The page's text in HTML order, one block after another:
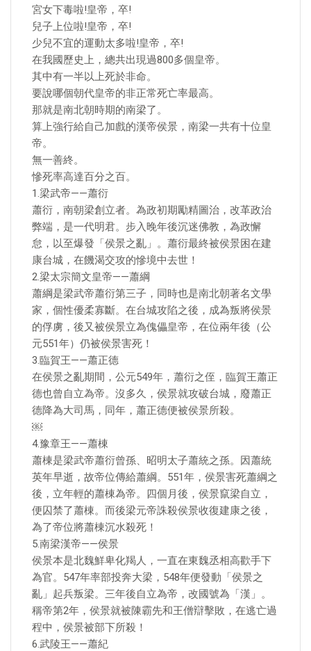
宮女下毒啦!皇帝，卒!
兒子上位啦!皇帝，卒!
少兒不宜的運動太多啦!皇帝，卒!
在我國歷史上，總共出現過800多個皇帝。
其中有一半以上死於非命。
要說哪個朝代皇帝的非正常死亡率最高。
那就是南北朝時期的南梁了。
算上強行給自己加戲的漢帝侯景，南梁一共有十位皇
帝。
無一善終。
慘死率高達百分之百。
1.梁武帝——蕭衍
蕭衍，南朝梁創立者。為政初期勵精圖治，改革政治
弊端，是一代明君。步入晚年後沉迷佛教，為政懈
怠，以至爆發「侯景之亂」。蕭衍最終被侯景困在建
康台城，在饑渴交攻的慘境中去世！
2.梁太宗簡文皇帝——蕭綱
蕭綱是梁武帝蕭衍第三子，同時也是南北朝著名文學
家，個性優柔寡斷。在台城攻陷之後，成為叛將侯景
的俘虜，後又被侯景立為傀儡皇帝，在位兩年後（公
元551年）仍被侯景害死！
3.臨賀王——蕭正德
在侯景之亂期間，公元549年，蕭衍之侄，臨賀王蕭正
德也曾自立為帝。沒多久，侯景就攻破台城，廢蕭正
德降為大司馬，同年，蕭正德便被侯景所殺。
￼
4.豫章王——蕭棟
蕭棟是梁武帝蕭衍曾孫、昭明太子蕭統之孫。因蕭統
英年早逝，故帝位傳給蕭綱。551年，侯景害死蕭綱之
後，立年輕的蕭棟為帝。四個月後，侯景竄梁自立，
便囚禁了蕭棟。而後梁元帝誅殺侯景收復建康之後，
為了帝位將蕭棟沉水殺死！
5.南梁漢帝——侯景
侯景本是北魏鮮卑化羯人，一直在東魏丞相高歡手下
為官。547年率部投奔大梁，548年便發動「侯景之
亂」起兵叛梁。三年後自立為帝，改國號為「漢」。
稱帝第2年，侯景就被陳霸先和王僧辯擊敗，在逃亡過
程中，侯景被部下所殺！
6.武陵王——蕭紀